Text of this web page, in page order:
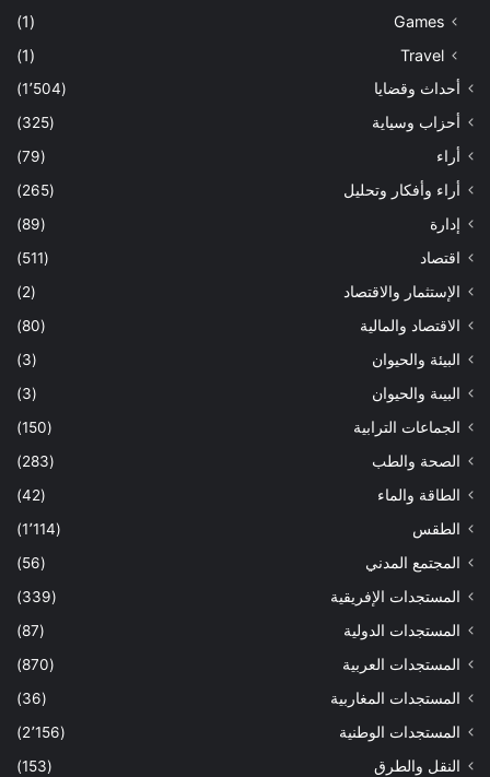
Games
(1)
Travel
(1)
أحداث وقضايا
(1٬504)
أحزاب وسياية
(325)
أراء
(79)
أراء وأفكار وتحليل
(265)
إدارة
(89)
اقتصاد
(511)
الإستثمار والاقتصاد
(2)
الاقتصاد والمالية
(80)
البيئة والحيوان
(3)
البيىة والحيوان
(3)
الجماعات الترابية
(150)
الصحة والطب
(283)
الطاقة والماء
(42)
الطقس
(1٬114)
المجتمع المدني
(56)
المستجدات الإفريقية
(339)
المستجدات الدولية
(87)
المستجدات العربية
(870)
المستجدات المغاربية
(36)
المستجدات الوطنية
(2٬156)
النقل والطرق
(153)